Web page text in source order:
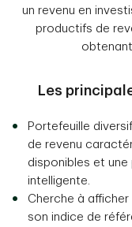
un revenu en
productifs de
Les
Portefeuille
de revenu
disponibles et
intelligente.
Cherche à
son indice de